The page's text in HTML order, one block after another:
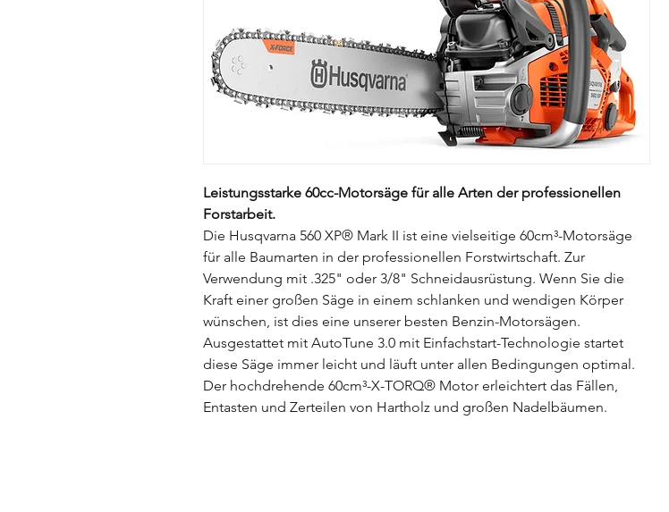
Leistungsstarke 60cc-Motorsäge für alle Arten der professionellen
Forstarbeit.
Die Husqvarna 560 XP® Mark II ist eine vielseitige 60cm³-Motorsäge
für alle Baumarten in der professionellen Forstwirtschaft. Zur
Verwendung mit .325" oder 3/8" Schneidausrüstung. Wenn Sie die
Kraft einer großen Säge in einem schlanken und wendigen Körper
wünschen, ist dies eine unserer besten Benzin-Motorsägen.
Ausgestattet mit AutoTune 3.0 mit Einfachstart-Technologie startet
diese Säge immer leicht und läuft unter allen Bedingungen optimal.
Der hochdrehende 60cm³-X-TORQ® Motor erleichtert das Fällen,
Entasten und Zerteilen von Hartholz und großen Nadelbäumen.